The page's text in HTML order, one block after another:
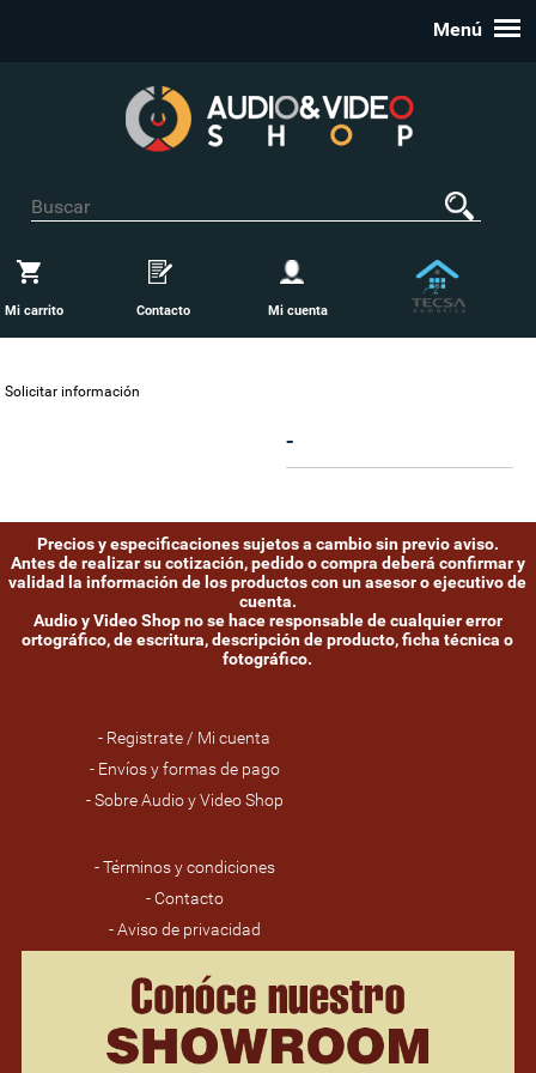
Menú
Mi carrito Contacto Mi cuenta
-
Solicitar información
Precios y especificaciones sujetos a cambio sin previo aviso.
Antes de realizar su cotización, pedido o compra deberá confirmar y
validad la información de los productos con un asesor o ejecutivo de
cuenta.
Audio y Video Shop no se hace responsable de cualquier error
ortográfico, de escritura, descripción de producto, ficha técnica o
fotográfico.
- Registrate / Mi cuenta
- Envíos y formas de pago
- Sobre Audio y Video Shop
- Términos y condiciones
- Contacto
- Aviso de privacidad